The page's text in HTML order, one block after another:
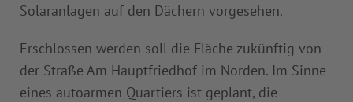
Solaranlagen auf den Dächern vorgesehen.
Erschlossen werden soll die Fläche zukünftig von
der Straße Am Hauptfriedhof im Norden. Im Sinne
eines autoarmen Quartiers ist geplant, die